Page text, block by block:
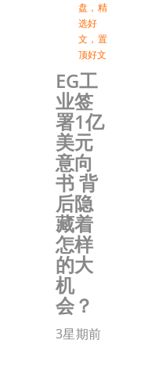
盘 ， 精
选好
文 ， 置
顶好文
EG工
业签
署1亿
美元
意向
书 背
后隐
藏着
怎样
的大
机
会？
3星期前